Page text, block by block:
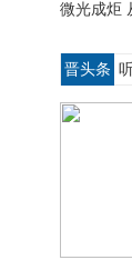
微光成炬
晋头条